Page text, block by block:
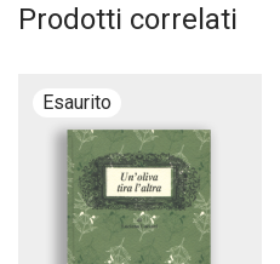
Prodotti correlati